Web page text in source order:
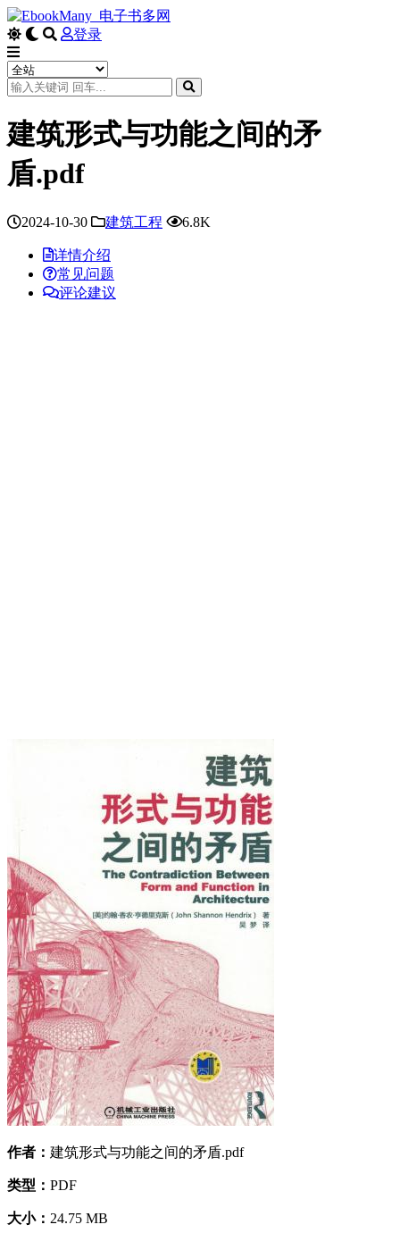
登录
建筑形式与功能之间的矛
盾.pdf
2024-10-30 建筑工程 6.8K
详情介绍
常见问题
评论建议
作者： 建筑形式与功能之间的矛盾.pdf
类型： PDF
大小： 24.75 MB